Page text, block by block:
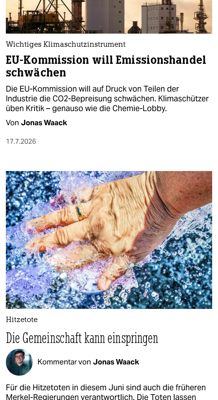
Wichtiges Klimaschutzinstrument
EU-Kommission will Emissionshandel
schwächen
Die EU-Kommission will auf Druck von Teilen der
Industrie die CO2-Bepreisung schwächen. Klimaschützer
üben Kritik – genauso wie die Chemie-Lobby.
Von Jonas Waack
17.7.2026
Hitzetote
Die Gemeinschaft kann einspringen
Kommentar von Jonas Waack
Für die Hitzetoten in diesem Juni sind auch die früheren
Merkel-Regierungen verantwortlich. Die Toten lassen